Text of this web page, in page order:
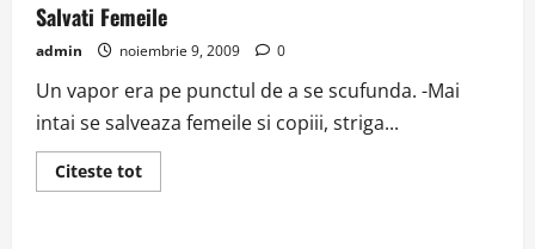
Salvati Femeile
admin noiembrie 9, 2009 0
Un vapor era pe punctul de a se scufunda. -Mai
intai se salveaza femeile si copiii, striga...
Citeste totRead
more